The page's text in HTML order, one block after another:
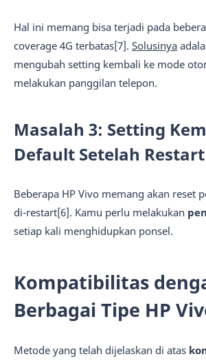
Hal ini memang bisa terjadi pada
coverage 4G terbatas[7]. Solusinya
mengubah setting kembali ke mode
melakukan panggilan telepon.
Masalah 3: Setting
Default Setelah Restart
Beberapa HP Vivo memang akan reset
di-restart[6]. Kamu perlu melakukan
setiap kali menghidupkan ponsel.
Kompatibilitas
Berbagai Tipe HP
Metode yang telah dijelaskan di atas